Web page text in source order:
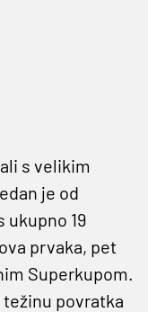
s velikim
je od
19
prvaka, pet
Superkupom.
povratka